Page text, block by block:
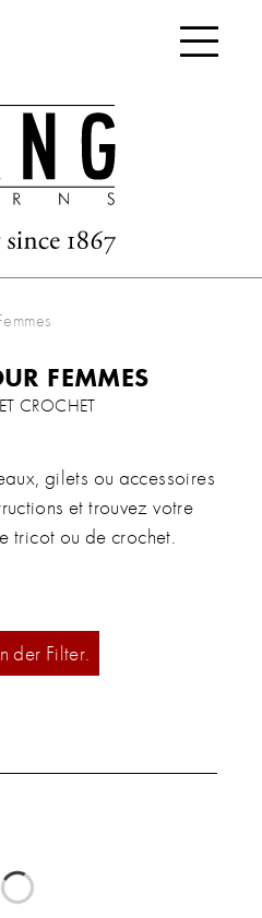

FEMMES
CROCHET
gilets ou accessoires
et trouvez votre
tricot ou de crochet.
der Filter.